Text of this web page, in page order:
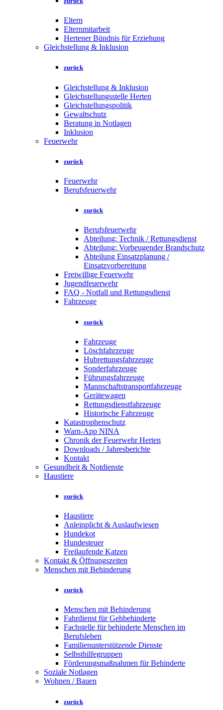
Eltern
Elternmitarbeit
Hertener Bündnis für Erziehung
Gleichstellung & Inklusion
zurück
Gleichstellung & Inklusion
Gleichstellungsstelle Herten
Gleichstellungspolitik
Gewaltschutz
Beratung in Notlagen
Inklusion
Feuerwehr
zurück
Feuerwehr
Berufsfeuerwehr
zurück
Berufsfeuerwehr
Abteilung: Technik / Rettungsdienst
Abteilung: Vorbeugender Brandschutz
Abteilung Einsatzplanung /
Einsatzvorbereitung
Freiwillige Feuerwehr
Jugendfeuerwehr
FAQ - Notfall und Rettungsdienst
Fahrzeuge
zurück
Fahrzeuge
Löschfahrzeuge
Hubrettungsfahrzeuge
Sonderfahrzeuge
Führungsfahrzeuge
Mannschaftstransportfahrzeuge
Gerätewagen
Rettungsdienstfahrzeuge
Historische Fahrzeuge
Katastrophenschutz
Warn-App NINA
Chronik der Feuerwehr Herten
Downloads / Jahresberichte
Kontakt
Gesundheit & Notdienste
Haustiere
zurück
Haustiere
Anleinplicht & Auslaufwiesen
Hundekot
Hundesteuer
Freilaufende Katzen
Kontakt & Öffnungszeiten
Menschen mit Behinderung
zurück
Menschen mit Behinderung
Fahrdienst für Gehbehinderte
Fachstelle für behinderte Menschen im
Berufsleben
Familienunterstützende Dienste
Selbsthilfegruppen
Förderungsmaßnahmen für Behinderte
Soziale Notlagen
Wohnen / Bauen
zurück